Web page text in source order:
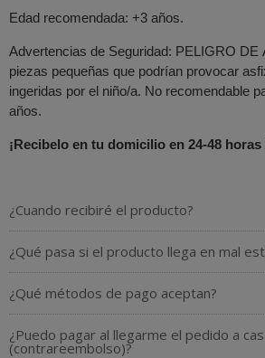
Edad recomendada: +3 años.
Advertencias de Seguridad: PELIGRO DE
piezas pequeñas que podrían provocar
ingeridas por el niño/a. No recomendable
años.
¡Recibelo en tu domicilio en 24-48
¿Cuando recibiré el producto?
¿Qué pasa si el producto llega en mal
¿Qué métodos de pago aceptan?
¿Puedo pagar al llegarme el pedido a
(contrareembolso)?